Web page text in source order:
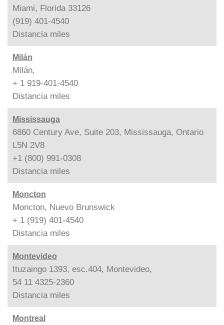
Miami, Florida 33126
(919) 401-4540
Distancia miles
Milán
Milán,
+ 1 919-401-4540
Distancia miles
Mississauga
6860 Century Ave, Suite 203, Mississauga, Ontario
L5N 2V8
+1 (800) 991-0308
Distancia miles
Moncton
Moncton, Nuevo Brunswick
+ 1 (919) 401-4540
Distancia miles
Montevideo
Ituzaingo 1393, esc.404, Montevideo,
54 11 4325-2360
Distancia miles
Montreal